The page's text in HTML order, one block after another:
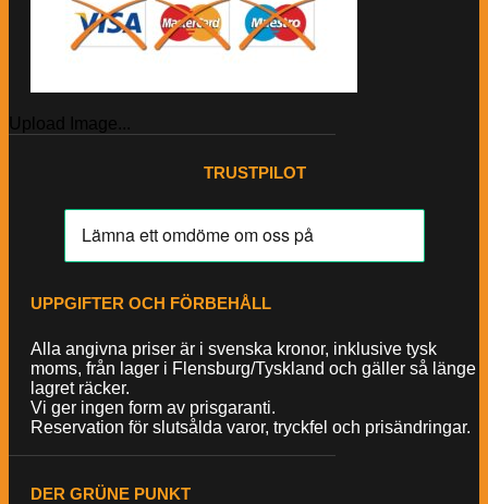
Upload Image...
TRUSTPILOT
UPPGIFTER OCH FÖRBEHÅLL
Alla angivna priser är i svenska kronor, inklusive tysk
moms, från lager i Flensburg/Tyskland och gäller så länge
lagret räcker.
Vi ger ingen form av prisgaranti.
Reservation för slutsålda varor, tryckfel och prisändringar.
DER GRÜNE PUNKT